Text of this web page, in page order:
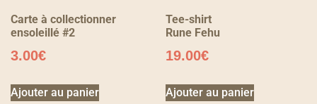
Carte à collectionner
ensoleillé #2
3.00€
Ajouter au panier
Tee-shirt
Rune Fehu
19.00€
Ajouter au panier